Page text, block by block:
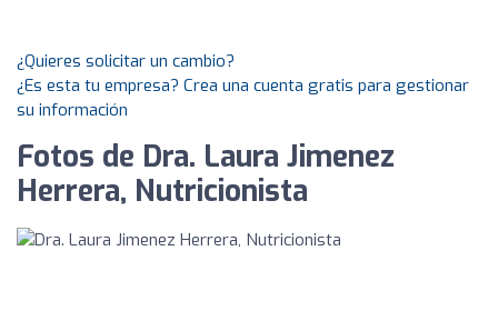
¿Quieres solicitar un cambio?
¿Es esta tu empresa? Crea una cuenta gratis para gestionar
su información
Fotos de Dra. Laura Jimenez
Herrera, Nutricionista